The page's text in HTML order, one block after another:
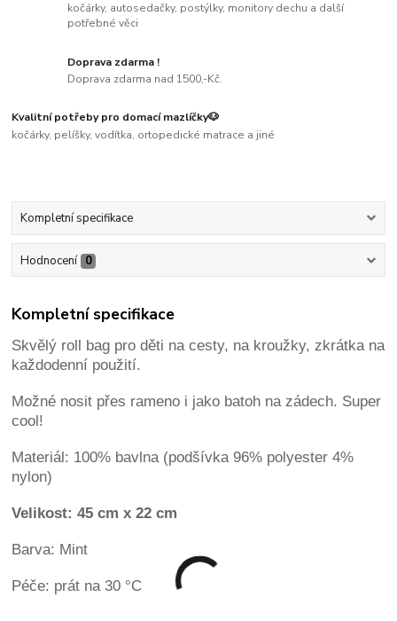
kočárky, autosedačky, postýlky, monitory dechu a další
potřebné věci
Doprava zdarma !
Doprava zdarma nad 1500,-Kč.
Kvalitní potřeby pro domací mazlíčky🐶
kočárky, pelíšky, vodítka, ortopedické matrace a jiné
Kompletní specifikace
Hodnocení 0
Kompletní specifikace
Skvělý roll bag pro děti na cesty, na kroužky, zkrátka na
každodenní použití.
Možné nosit přes rameno i jako batoh na zádech. Super
cool!
Materiál: 100% bavlna (podšívka96% polyester 4%
nylon)
Velikost: 45 cm x 22 cm
Barva: Mint
Péče: prát na 30 °C